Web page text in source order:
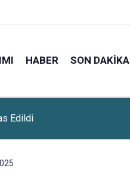
HABER SON DAKIKA
Personel Alımı Yapacak